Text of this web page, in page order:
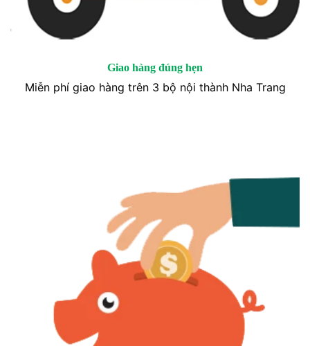
Giao hàng đúng hẹn
Miễn phí giao hàng trên 3 bộ nội thành Nha Trang